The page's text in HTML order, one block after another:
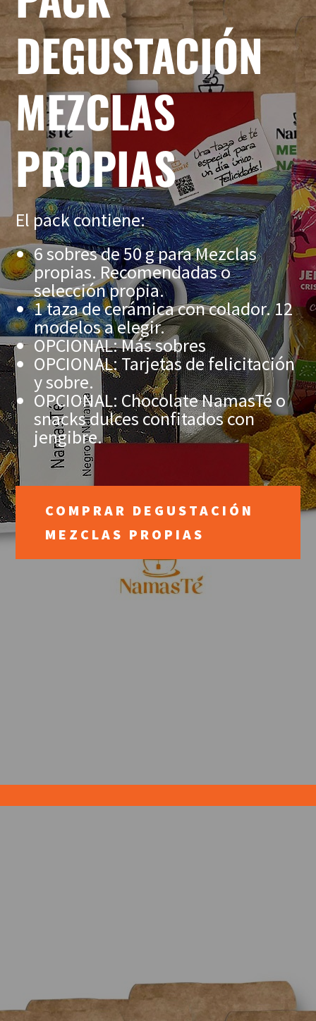
DEGUSTACIÓN
MEZCLAS
PROPIAS
El pack contiene:
6 sobres de 50 g para Mezclas
propias. Recomendadas o
selección propia.
1 taza de cerámica con colador. 12
modelos a elegir.
OPCIONAL: Más sobres
OPCIONAL: Tarjetas de felicitación
y sobre.
OPCIONAL: Chocolate NamasTé o
snacks dulces confitados con
jengibre.
COMPRAR DEGUSTACIÓN
MEZCLAS PROPIAS